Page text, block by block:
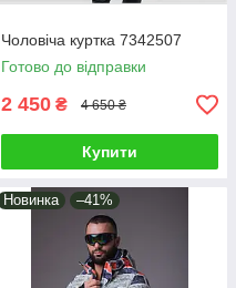
Чоловіча куртка 7342507
Готово до відправки
2 450 ₴ 4 650 ₴
Купити
Новинка –41%